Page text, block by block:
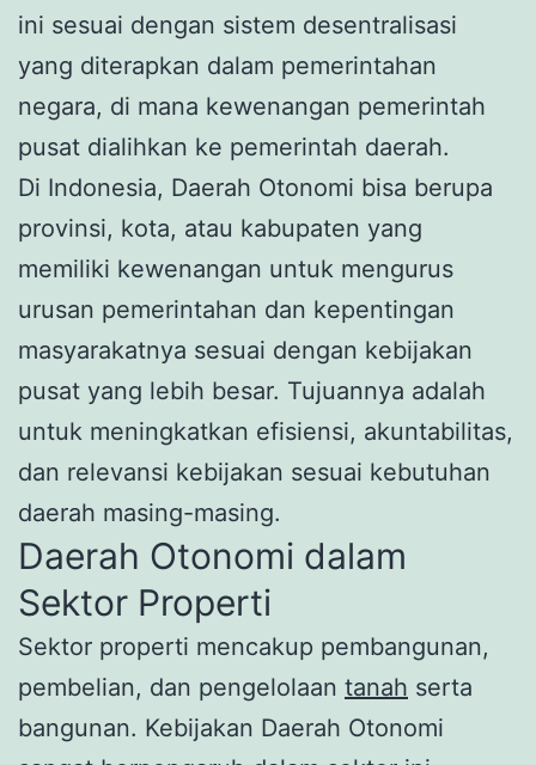
ini sesuai dengan sistem desentralisasi
yang diterapkan dalam pemerintahan
negara, di mana kewenangan pemerintah
pusat dialihkan ke pemerintah daerah.
Di Indonesia, Daerah Otonomi bisa berupa
provinsi, kota, atau kabupaten yang
memiliki kewenangan untuk mengurus
urusan pemerintahan dan kepentingan
masyarakatnya sesuai dengan kebijakan
pusat yang lebih besar. Tujuannya adalah
untuk meningkatkan efisiensi, akuntabilitas,
dan relevansi kebijakan sesuai kebutuhan
daerah masing-masing.
Daerah Otonomi dalam
Sektor Properti
Sektor properti mencakup pembangunan,
pembelian, dan pengelolaan tanah serta
bangunan. Kebijakan Daerah Otonomi